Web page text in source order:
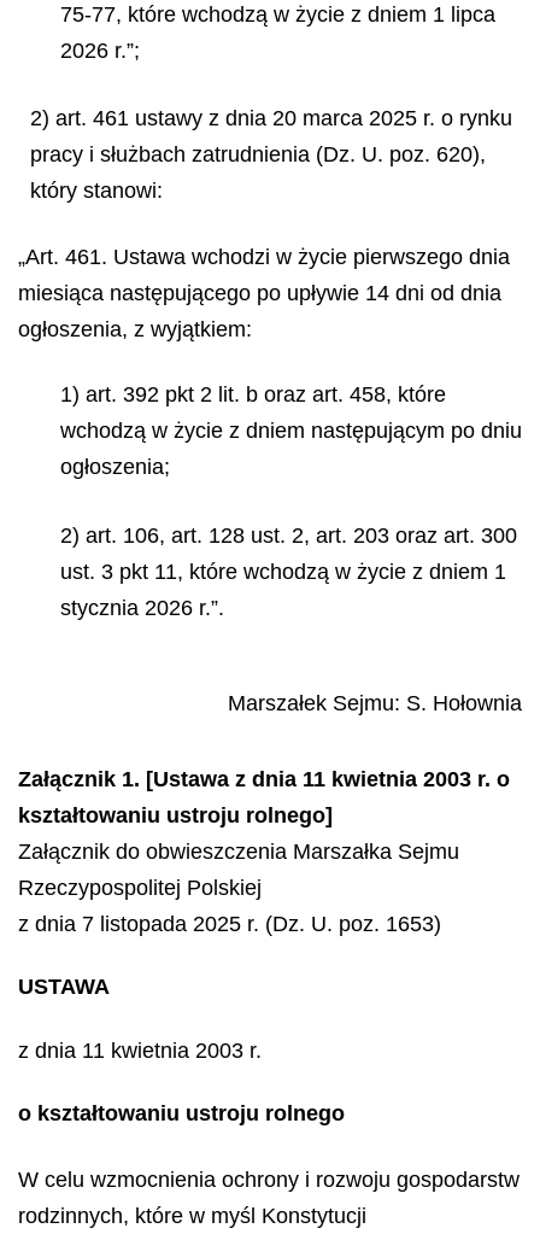
75-77, które wchodzą w życie z dniem 1 lipca
2026 r.”;
2) art. 461 ustawy z dnia 20 marca 2025 r. o rynku
pracy i służbach zatrudnienia (Dz. U. poz. 620),
który stanowi:
„Art. 461. Ustawa wchodzi w życie pierwszego dnia
miesiąca następującego po upływie 14 dni od dnia
ogłoszenia, z wyjątkiem:
1) art. 392 pkt 2 lit. b oraz art. 458, które
wchodzą w życie z dniem następującym po dniu
ogłoszenia;
2) art. 106, art. 128 ust. 2, art. 203 oraz art. 300
ust. 3 pkt 11, które wchodzą w życie z dniem 1
stycznia 2026 r.”.
Marszałek Sejmu: S. Hołownia
Załącznik 1. [Ustawa z dnia 11 kwietnia 2003 r. o
kształtowaniu ustroju rolnego]
Załącznik do obwieszczenia Marszałka Sejmu
Rzeczypospolitej Polskiej
z dnia 7 listopada 2025 r. (Dz. U. poz. 1653)
USTAWA
z dnia 11 kwietnia 2003 r.
o kształtowaniu ustroju rolnego
W celu wzmocnienia ochrony i rozwoju gospodarstw
rodzinnych, które w myśl Konstytucji